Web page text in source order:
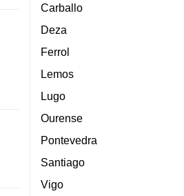
Carballo
Deza
Ferrol
Lemos
Lugo
Ourense
Pontevedra
Santiago
Vigo